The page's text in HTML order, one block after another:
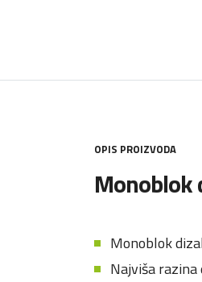
OPIS PROIZVODA
Monoblok
Monoblok
Najviša razina